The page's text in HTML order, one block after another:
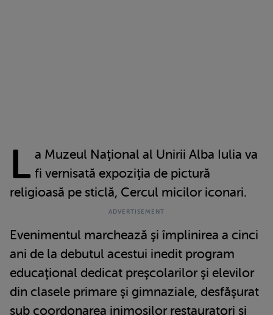
L a Muzeul Naţional al Unirii Alba Iulia va
fi vernisată expoziţia de pictură
religioasă pe sticlă, Cercul micilor iconari.
Evenimentul marchează şi împlinirea a cinci
ani de la debutul acestui inedit program
educaţional dedicat preşcolarilor şi elevilor
din clasele primare şi gimnaziale, desfăşurat
sub coordonarea inimoşilor restauratori şi